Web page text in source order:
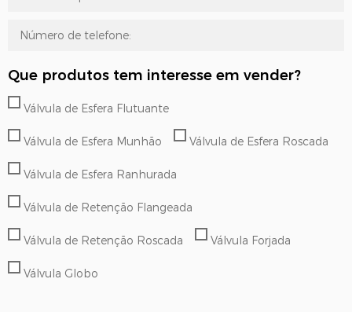
Que produtos tem interesse em vender?
Válvula de Esfera Flutuante
Válvula de Esfera Munhão Válvula de Esfera Roscada
Válvula de Esfera Ranhurada
Válvula de Retenção Flangeada
Válvula de Retenção Roscada Válvula Forjada
Válvula Globo